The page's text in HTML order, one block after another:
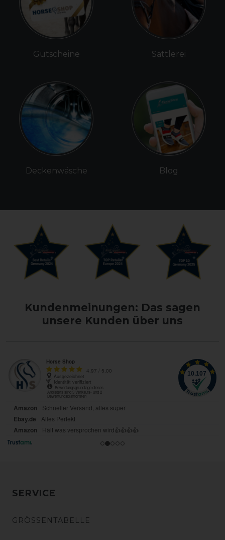
Gutscheine
Deckenwäsche
Sattlerei
Blog
Kundenmeinungen: Das sagen
unsere Kunden über uns
SERVICE
GRÖSSENTABELLE